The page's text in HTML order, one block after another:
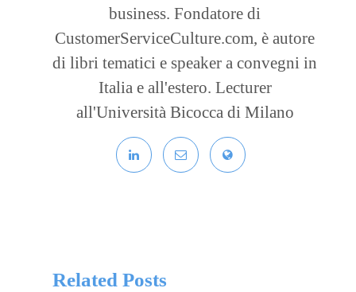
business. Fondatore di
CustomerServiceCulture.com, è autore
di libri tematici e speaker a convegni in
Italia e all'estero. Lecturer
all'Università Bicocca di Milano
Related Posts